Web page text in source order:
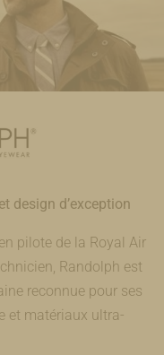
design d’exception
pilote de la Royal Air
Randolph est
reconnue pour ses
et matériaux ultra-